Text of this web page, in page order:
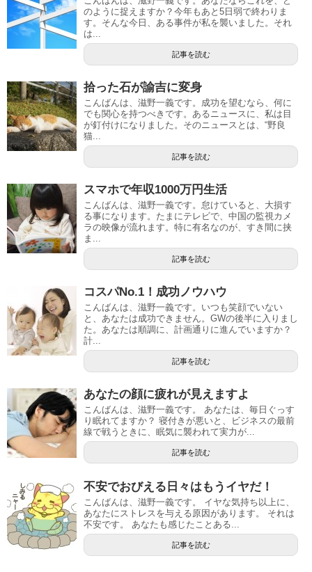
のように捉えますか？今年もあと5日弱で終わりま
す。そんな今日、ある事件が私を襲いました。それ
は...
記事を読む
拾った石が諭吉に変身
こんばんは、滋野一義です。成功を望むなら、何に
でも関心を持つべきです。あるニュースに、私は目
が釘付けになりました。そのニュースとは、“野良
猫...
記事を読む
スマホで年収1000万円生活
こんばんは、滋野一義です。怠けていると、大損す
る事になります。たまにテレビで、中国の監視カメ
ラの映像が流れます。特に有名なのが、すき間に挟
ま...
記事を読む
コスパNo.1！成功ノウハウ
こんばんは、滋野一義です。いつも笑顔でいない
と、あなたは成功できません。GWの後半に入りまし
た。あなたは順調に、計画通りに進んでいますか？
計...
記事を読む
あなたの顔に疲れが見えますよ
こんばんは、滋野一義です。 あなたは、毎日ぐっす
り眠れてますか？ 寝付きが悪いと、ビジネスの最前
線で戦うときに、眠気に襲われて実力が...
記事を読む
不安でおびえる日々はもうイヤだ！
こんばんは、滋野一義です。 イヤな気持ち以上に、
あなたにストレスを与える原因があります。 それは
不安です。 あなたも感じたことある...
記事を読む